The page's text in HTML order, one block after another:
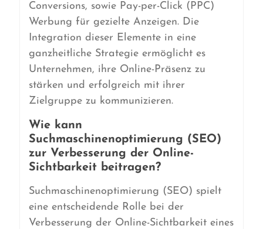
Conversions, sowie Pay-per-Click (PPC)
Werbung für gezielte Anzeigen. Die
Integration dieser Elemente in eine
ganzheitliche Strategie ermöglicht es
Unternehmen, ihre Online-Präsenz zu
stärken und erfolgreich mit ihrer
Zielgruppe zu kommunizieren.
Wie kann
Suchmaschinenoptimierung (SEO)
zur Verbesserung der Online-
Sichtbarkeit beitragen?
Suchmaschinenoptimierung (SEO) spielt
eine entscheidende Rolle bei der
Verbesserung der Online-Sichtbarkeit eines